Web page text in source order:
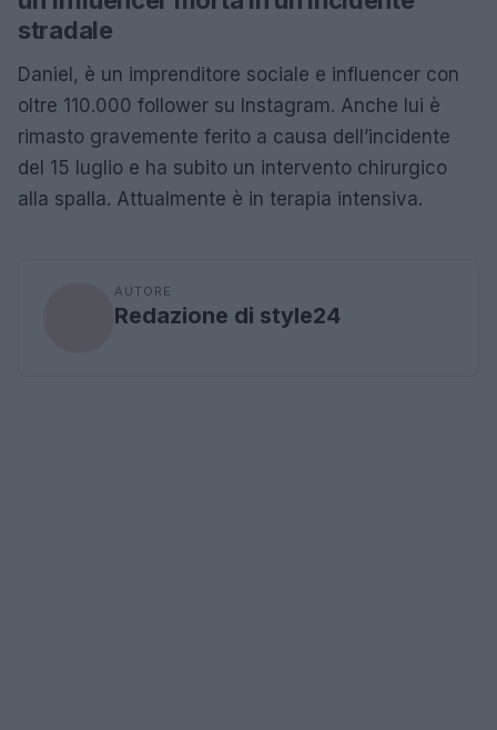
stradale
Daniel, è un imprenditore sociale e influencer con
oltre 110.000 follower su Instagram. Anche lui è
rimasto gravemente ferito a causa dell’incidente
del 15 luglio e ha subito un intervento chirurgico
alla spalla. Attualmente è in terapia intensiva.
AUTORE
Redazione di style24